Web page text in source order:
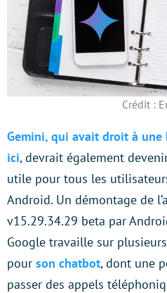
Crédit :
Gemini, qui avait droit à
ici, devrait également
utile pour tous les
Android. Un démontage de
v15.29.34.29 beta par
Google travaille sur
pour son chatbot, dont une
passer des appels